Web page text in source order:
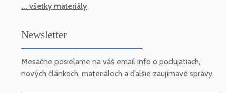
... všetky materiály
Newsletter
Mesačne posielame na váš email info o podujatiach,
nových článkoch, materiáloch a ďalšie zaujímavé správy.